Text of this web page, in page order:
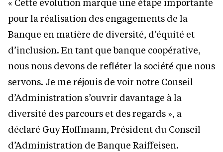
« Cette évolution marque une étape importante
pour la réalisation des engagements de la
Banque en matière de diversité, d’équité et
d’inclusion. En tant que banque coopérative,
nous nous devons de refléter la société que nous
servons. Je me réjouis de voir notre Conseil
d’Administration s’ouvrir davantage à la
diversité des parcours et des regards », a
déclaré Guy Hoffmann, Président du Conseil
d’Administration de Banque Raiffeisen.